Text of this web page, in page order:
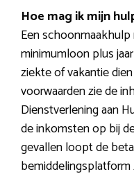
Hoe mag ik mijn
Een
minimumloon plus
ziekte of vakantie
voorwaarden zie de
Dienstverlening aan
de inkomsten op bij
gevallen loopt de